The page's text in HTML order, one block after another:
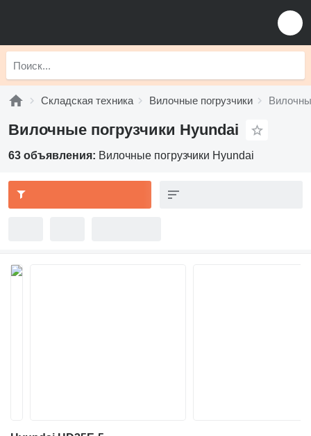
Складская техника Вилочные погрузчики
Вилочные погрузчики Hyundai
63 объявления: Вилочные погрузчики Hyundai